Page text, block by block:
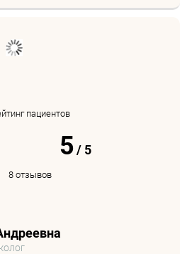
пациентов
5/5
8 отзывов